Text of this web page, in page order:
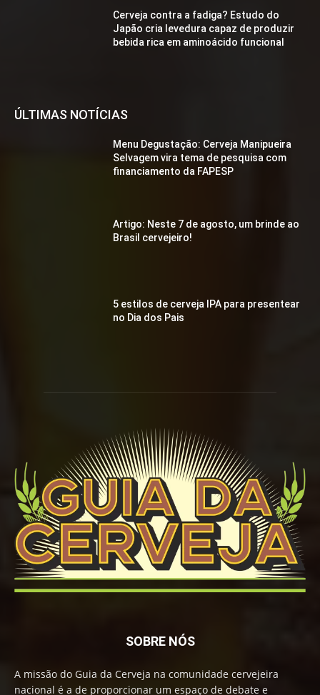
Cerveja contra a fadiga? Estudo do
Japão cria levedura capaz de produzir
bebida rica em aminoácido funcional
ÚLTIMAS NOTÍCIAS
Menu Degustação: Cerveja Manipueira
Selvagem vira tema de pesquisa com
financiamento da FAPESP
Artigo: Neste 7 de agosto, um brinde ao
Brasil cervejeiro!
5 estilos de cerveja IPA para presentear
no Dia dos Pais
SOBRE NÓS
A missão do Guia da Cerveja na comunidade cervejeira
nacional é a de proporcionar um espaço de debate e